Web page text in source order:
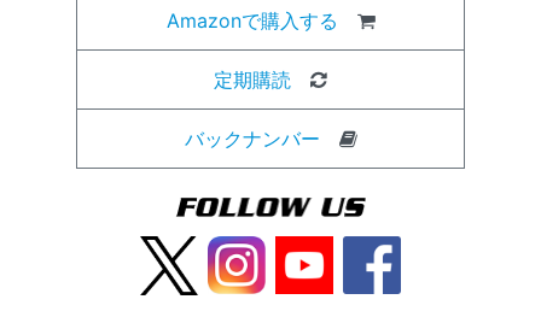
Amazonで購入する
定期購読
バックナンバー